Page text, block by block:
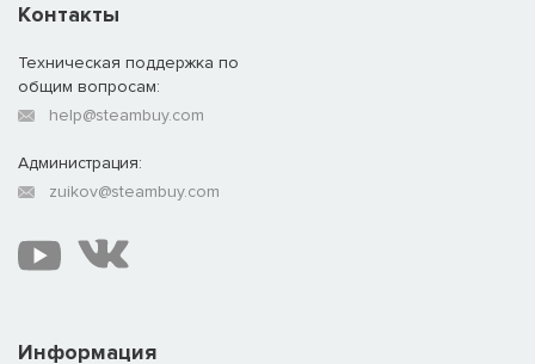
гвардейская бригада морской пехоты
Информация
Контакты
Техническая поддержка по
общим вопросам:
help@steambuy.com
Администрация:
zuikov@steambuy.com